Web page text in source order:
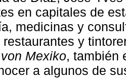
en capitales de
medicinas y
restaurantes y
Mexiko, también
a algunos de